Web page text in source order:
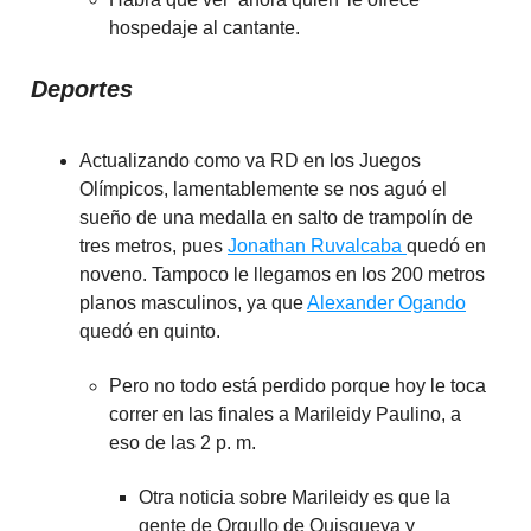
hospedaje al cantante.
Deportes
Actualizando como va RD en los Juegos
Olímpicos, lamentablemente se nos aguó el
sueño de una medalla en salto de trampolín de
tres metros, pues Jonathan Ruvalcaba quedó en
noveno. Tampoco le llegamos en los 200 metros
planos masculinos, ya queAlexander Ogando
quedó en quinto.
Pero no todo está perdido porque hoy le toca
correr en las finales a Marileidy Paulino, a
eso de las 2 p. m.
Otra noticia sobre Marileidy es que la
gente de Orgullo de Quisqueya y